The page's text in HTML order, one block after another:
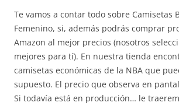
Te vamos a contar todo sobre Camisetas
Femenino, si, además podrás comprar
Amazon al mejor precios (nosotros
mejores para tí). En nuestra tienda
camisetas económicas de la NBA que
supuesto. El precio que observa en
Si todavía está en producción… le